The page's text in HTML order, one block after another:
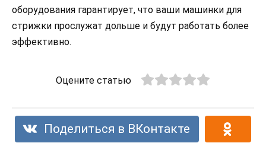
оборудования гарантирует, что ваши машинки для
стрижки прослужат дольше и будут работать более
эффективно.
Оцените статью
Поделиться в ВКонтакте